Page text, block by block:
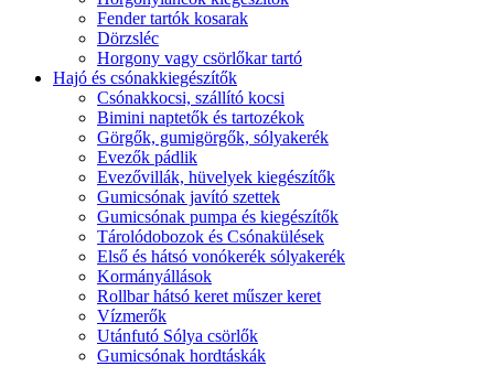
Fender tartók kosarak
Dörzsléc
Horgony vagy csörlőkar tartó
Hajó és csónakkiegészítők
Csónakkocsi, szállító kocsi
Bimini naptetők és tartozékok
Görgők, gumigörgők, sólyakerék
Evezők pádlik
Evezővillák, hüvelyek kiegészítők
Gumicsónak javító szettek
Gumicsónak pumpa és kiegészítők
Tárolódobozok és Csónakülések
Első és hátsó vonókerék sólyakerék
Kormányállások
Rollbar hátsó keret műszer keret
Vízmerők
Utánfutó Sólya csörlők
Gumicsónak hordtáskák